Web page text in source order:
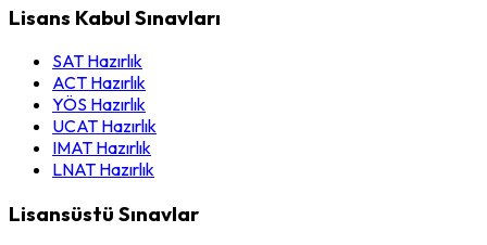
Lisans Kabul Sınavları
SAT Hazırlık
ACT Hazırlık
YÖS Hazırlık
UCAT Hazırlık
IMAT Hazırlık
LNAT Hazırlık
Lisansüstü Sınavlar